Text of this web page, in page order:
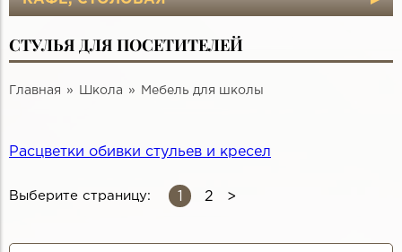
СТУЛЬЯ ДЛЯ ПОСЕТИТЕЛЕЙ
Главная Школа Мебель для школы
Расцветки обивки стульев и кресел
Выберите страницу:
СТРАНИЦЫ
1 2